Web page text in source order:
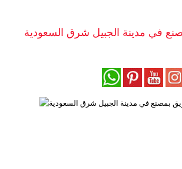
في مدينة الجبيل شرق السعودية